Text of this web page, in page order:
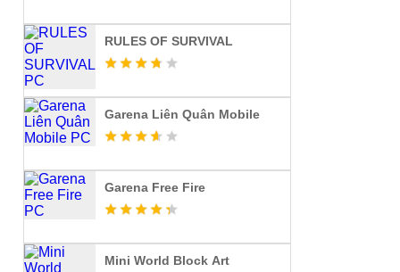
RULES OF SURVIVAL
Garena Liên Quân Mobile
Garena Free Fire
Mini World Block Art